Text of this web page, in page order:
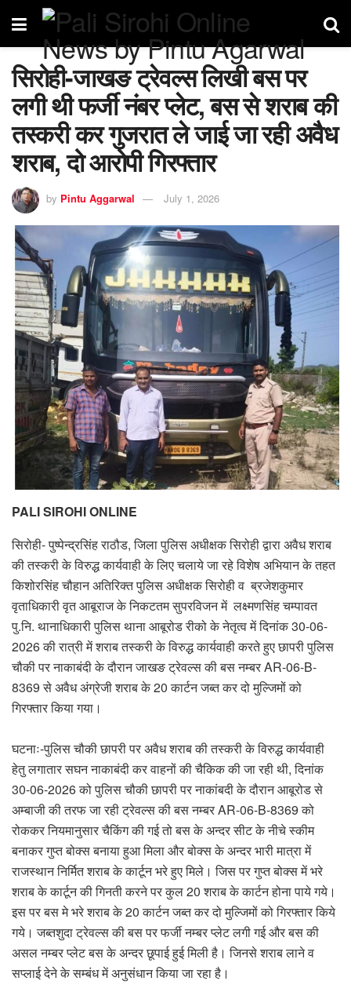
सिरोही-जाखङ ट्रेवल्स लिखी बस पर
लगी थी फर्जी नंबर प्लेट, बस से शराब की
तस्करी कर गुजरात ले जाई जा रही अवैध
शराब, दो आरोपी गिरफ्तार
by Pintu Aggarwal July 1, 2026
PALI SIROHI ONLINE
सिरोही- पुष्पेन्द्रसिंह राठौड, जिला पुलिस अधीक्षक सिरोही द्वारा अवैध शराब
की तस्करी के विरुद्ध कार्यवाही के लिए चलाये जा रहे विशेष अभियान के तहत
किशोरसिंह चौहान अतिरिक्त पुलिस अधीक्षक सिरोही व ब्रजेशकुमार
वृताधिकारी वृत आबूराज के निकटतम सुपरविजन में लक्ष्मणसिंह चम्पावत
पु.नि. थानाधिकारी पुलिस थाना आबूरोड रीको के नेतृत्व में दिनांक 30-06-
2026 की रात्री में शराब तस्करी के विरुद्ध कार्यवाही करते हुए छापरी पुलिस
चौकी पर नाकाबंदी के दौरान जाखङ ट्रेवल्स की बस नम्बर AR-06-B-
8369 से अवैध अंग्रेजी शराब के 20 कार्टन जब्त कर दो मुल्जिमों को
गिरफ्तार किया गया।
घटनाः-पुलिस चौकी छापरी पर अवैध शराब की तस्करी के विरुद्ध कार्यवाही
हेतु लगातार सघन नाकाबंदी कर वाहनों की चैकिक की जा रही थी, दिनांक
30-06-2026 को पुलिस चौकी छापरी पर नाकांबदी के दौरान आबूरोड से
अम्बाजी की तरफ जा रही ट्रेवल्स की बस नम्बर AR-06-B-8369 को
रोककर नियमानुसार चैकिंग की गई तो बस के अन्दर सीट के नीचे स्कीम
बनाकर गुप्त बोक्स बनाया हुआ मिला और बोक्स के अन्दर भारी मात्रा में
राजस्थान निर्मित शराब के कार्टून भरे हुए मिले। जिस पर गुप्त बोक्स में भरे
शराब के कार्टून की गिनती करने पर कुल 20 शराब के कार्टन होना पाये गये।
इस पर बस मे भरे शराब के 20 कार्टन जब्त कर दो मुल्जिमों को गिरफ्तार किये
गये। जब्तशुदा ट्रेवल्स की बस पर फर्जी नम्बर प्लेट लगी गई और बस की
असल नम्बर प्लेट बस के अन्दर छूपाई हुई मिली है। जिनसे शराब लाने व
सप्लाई देने के सम्बंध में अनुसंधान किया जा रहा है।